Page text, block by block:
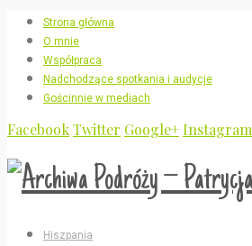
Strona główna
O mnie
Współpraca
Nadchodzące spotkania i audycje
Gościnnie w mediach
FacebookTwitter Google+Instagram
Hiszpania